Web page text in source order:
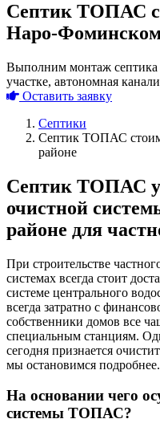
Септик ТОПАС
Наро-
Выполним монтаж
участке, автономная
Оставить заявку
Септики
Септик ТОПАС
районе
Септик ТОПАС
очистной
районе для
При строительстве
системах всегда стоит
системе центрального
всегда затратно с
собственники домов все
специальным станциям.
сегодня признается
мы остановимся подробнее.
На основании чего
системы ТОПАС?